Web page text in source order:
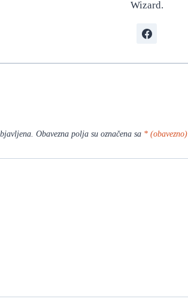
Wizard.
Obavezna polja su označena sa * (obavezno)